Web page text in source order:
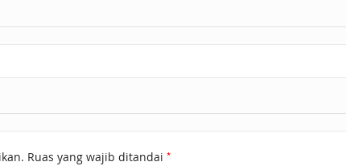
Ruas yang wajib ditandai *